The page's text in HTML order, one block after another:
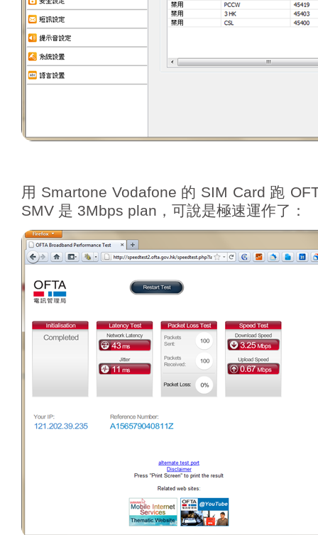
用 Smartone Vodafone 的 SIM Card 跑
SMV 是 3Mbps plan，可說是極速運作了：